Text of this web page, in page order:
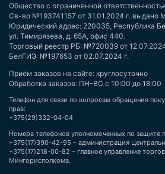
Общество с ограниченной
Св-во №193741157 от 31.01.2024 г. выдано
Юридический адрес: 220035, Республика
ул. Тимирязева, д. 65А, офис 440.
Торговый реестр РБ: №720039 от
БелГИЭ: №197653 от 02.07.2024 г.
Приём заказов на сайте: круглосуточно
Обработка заказов: ПН-ВС с 10:00 до 18:00
Телефон для связи по вопросам обращения
прав:
+375(29)332-04-04
Номера телефонов уполномоченных по защите
+375(17)390-42-95 – администрация
+375(17)218-00-82 – главное управление
Мингорисполкома.